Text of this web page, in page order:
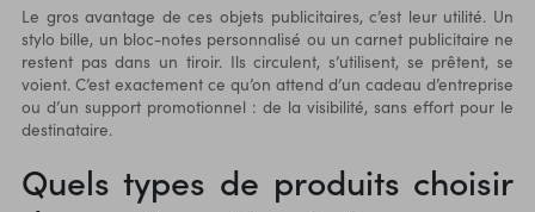
Le gros avantage de ces objets publicitaires, c’est leur utilité. Un
stylo bille, un bloc-notes personnalisé ou un carnet publicitaire ne
restent pas dans un tiroir. Ils circulent, s’utilisent, se prêtent, se
voient. C’est exactement ce qu’on attend d’un cadeau d’entreprise
ou d’un support promotionnel : de la visibilité, sans effort pour le
destinataire.
Quels types de produits choisir